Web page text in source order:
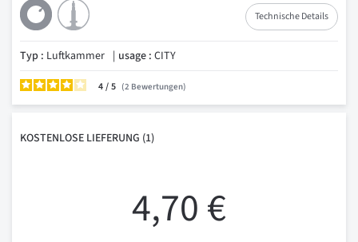
Technische Details
Typ : Luftkammer usage : CITY
4/ 2 Bewertungen
KOSTENLOSE LIEFERUNG (1)
4,70 €